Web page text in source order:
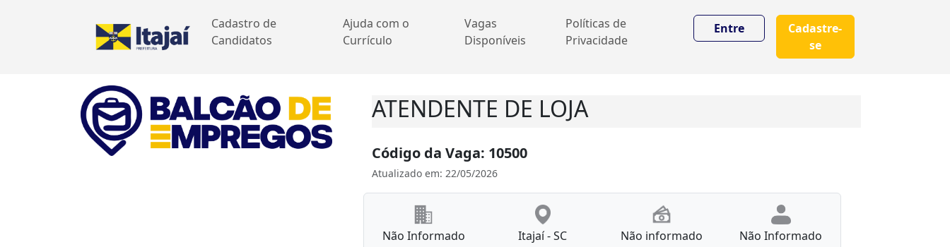
Cadastro de
Candidatos
Ajuda com o
Currículo
Vagas
Disponíveis
Políticas de
Privacidade
Entre
Cadastre-
se
ATENDENTE DE LOJA
Código da Vaga: 10500
Atualizado em: 22/05/2026
Não Informado Itajaí - SC Não informado Não Informado